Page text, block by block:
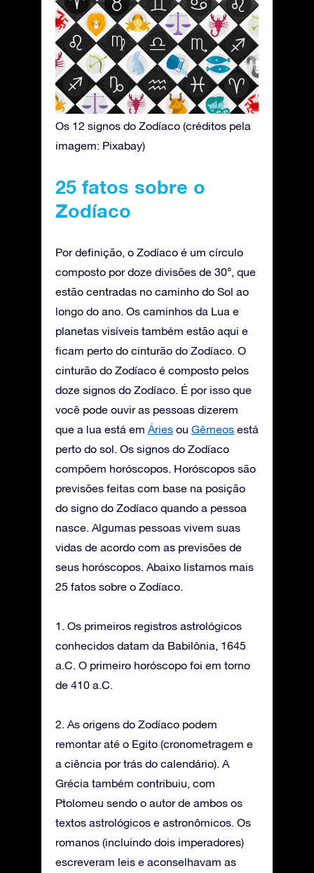
Os 12 signos do Zodíaco (créditos pela
imagem: Pixabay)
25 fatos sobre o
Zodíaco
Por definição, o Zodíaco é um círculo
composto por doze divisões de 30°, que
estão centradas no caminho do Sol ao
longo do ano. Os caminhos da Lua e
planetas visíveis também estão aqui e
ficam perto do cinturão do Zodíaco. O
cinturão do Zodíaco é composto pelos
doze signos do Zodíaco. É por isso que
você pode ouvir as pessoas dizerem
que a lua está em Áries ou Gêmeos está
perto do sol. Os signos do Zodíaco
compõem horóscopos. Horóscopos são
previsões feitas com base na posição
do signo do Zodíaco quando a pessoa
nasce. Algumas pessoas vivem suas
vidas de acordo com as previsões de
seus horóscopos. Abaixo listamos mais
25 fatos sobre o Zodíaco.
1. Os primeiros registros astrológicos
conhecidos datam da Babilônia, 1645
a.C. O primeiro horóscopo foi em torno
de 410 a.C.
2. As origens do Zodíaco podem
remontar até o Egito (cronometragem e
a ciência por trás do calendário). A
Grécia também contribuiu, com
Ptolomeu sendo o autor de ambos os
textos astrológicos e astronômicos. Os
romanos (incluindo dois imperadores)
escreveram leis e aconselhavam as